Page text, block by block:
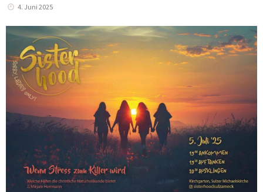
4. Juni 2025